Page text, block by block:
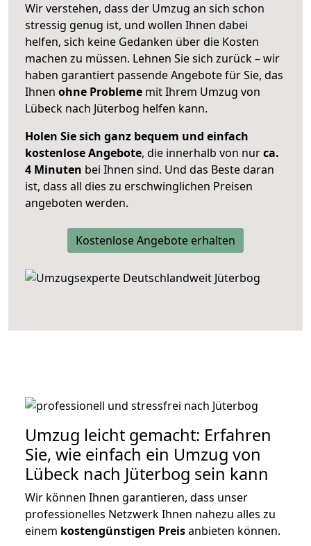
Wir verstehen, dass der Umzug an sich schon
stressig genug ist, und wollen Ihnen dabei
helfen, sich keine Gedanken über die Kosten
machen zu müssen. Lehnen Sie sich zurück – wir
haben garantiert passende Angebote für Sie, das
Ihnen ohne Probleme mit Ihrem Umzug von
Lübeck nach Jüterbog helfen kann.
Holen Sie sich ganz bequem und einfach
kostenlose Angebote, die innerhalb von nurca.
4 Minuten bei Ihnen sind. Und das Beste daran
ist, dass all dies zu erschwinglichen Preisen
angeboten werden.
Kostenlose Angebote erhalten
Umzug leicht gemacht: Erfahren
Sie, wie einfach ein Umzug von
Lübeck nach Jüterbog sein kann
Wir können Ihnen garantieren, dass unser
professionelles Netzwerk Ihnen nahezu alles zu
einem kostengünstigen Preisanbieten können.